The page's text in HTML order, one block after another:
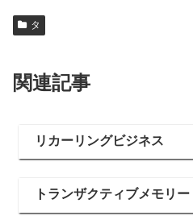
タ
関連記事
リカーリングビジネス
トランザクティブメモリ